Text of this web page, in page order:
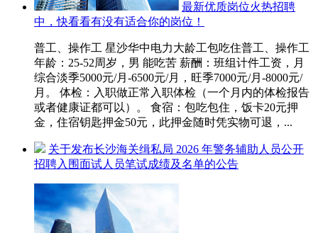
最新优质岗位火热招聘
中，快看看有没有适合你的岗位！
普工、操作工 星沙华中电力大龄工包吃住普工、操作工
年龄：25-52周岁，男 能吃苦 薪酬：班组计件工资，月
综合淡季5000元/月-6500元/月，旺季7000元/月-8000元/
月。 体检：入职做正常入职体检（一个月内的体检报告
或者健康证都可以）。 食宿：包吃包住，饭卡20元押
金，住宿钥匙押金50元，此押金随时凭实物可退，...
关于发布长沙海关缉私局 2026 年警务辅助人员公开
招聘入围面试人员笔试成绩及名单的公告